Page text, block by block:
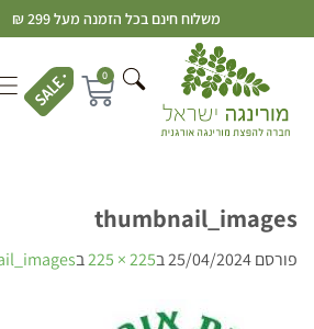
משלוח חינם בכל הזמנה מעל 299 ₪
0
thumbnail_images
פורסם25/04/2024ב225 × 225 ב